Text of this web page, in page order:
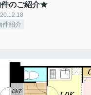
件のご紹介★
件紹介